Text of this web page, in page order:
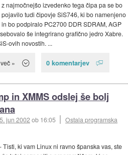
z najmočnejšo izvedenko tega čipa pa se bo
pojavilo tudi čipovje SiS746, ki bo namenjeno
bo podpiralo PC2700 DDR SDRAM, AGP
še integrirano grafično jedro Xabre.
ovih novostih. ...
» 0 komentarjev
in XMMS odslej še bolj
jun 2002ob 16:05
Ostala programska
Tisti, ki vam Linux ni ravno španska vas, ste